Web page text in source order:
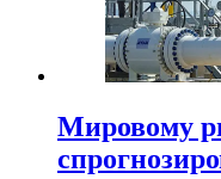
Мировому